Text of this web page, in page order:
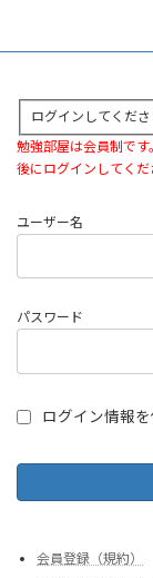
ログインしてくだ
勉強部屋は会員制です
後にログインしてくだ
ユーザー名
パスワード
ログイン情報
会員登録（規約）